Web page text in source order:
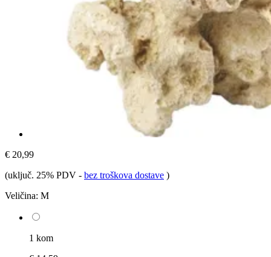
€ 20,99
(uključ. 25% PDV - bez troškova dostave )
Veličina: M
1 kom